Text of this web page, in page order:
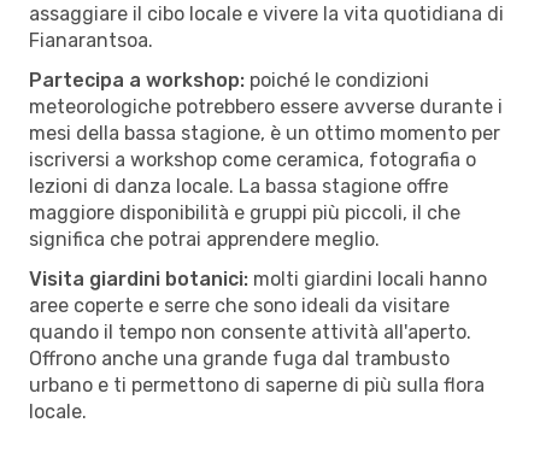
assaggiare il cibo locale e vivere la vita quotidiana di
Fianarantsoa.
Partecipa a workshop: poiché le condizioni
meteorologiche potrebbero essere avverse durante i
mesi della bassa stagione, è un ottimo momento per
iscriversi a workshop come ceramica, fotografia o
lezioni di danza locale. La bassa stagione offre
maggiore disponibilità e gruppi più piccoli, il che
significa che potrai apprendere meglio.
Visita giardini botanici: molti giardini locali hanno
aree coperte e serre che sono ideali da visitare
quando il tempo non consente attività all'aperto.
Offrono anche una grande fuga dal trambusto
urbano e ti permettono di saperne di più sulla flora
locale.